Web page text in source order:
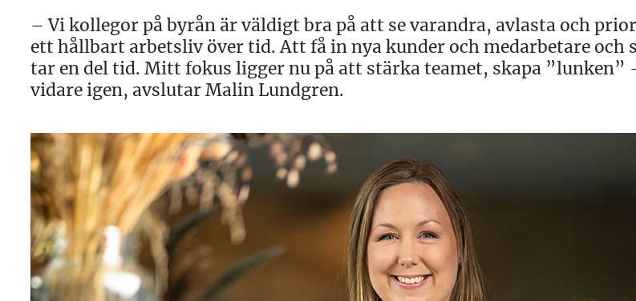
– Vi kollegor på byrån är väldigt bra på att se varandra, avlasta och
ett hållbart arbetsliv över tid. Att få in nya kunder och medarbetare och
tar en del tid. Mitt fokus ligger nu på att stärka teamet, skapa ”lunken”
vidare igen, avslutar Malin Lundgren.